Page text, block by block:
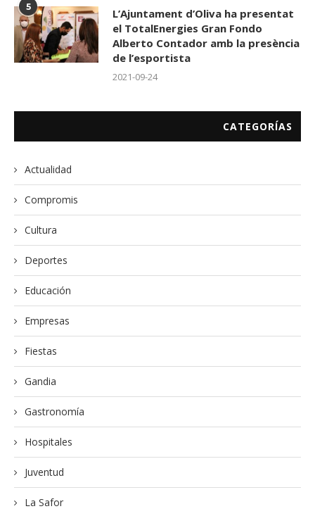
5
L’Ajuntament d’Oliva ha presentat
el TotalEnergies Gran Fondo
Alberto Contador amb la presència
de l’esportista
2021-09-24
CATEGORÍAS
Actualidad
Compromis
Cultura
Deportes
Educación
Empresas
Fiestas
Gandia
Gastronomía
Hospitales
Juventud
La Safor